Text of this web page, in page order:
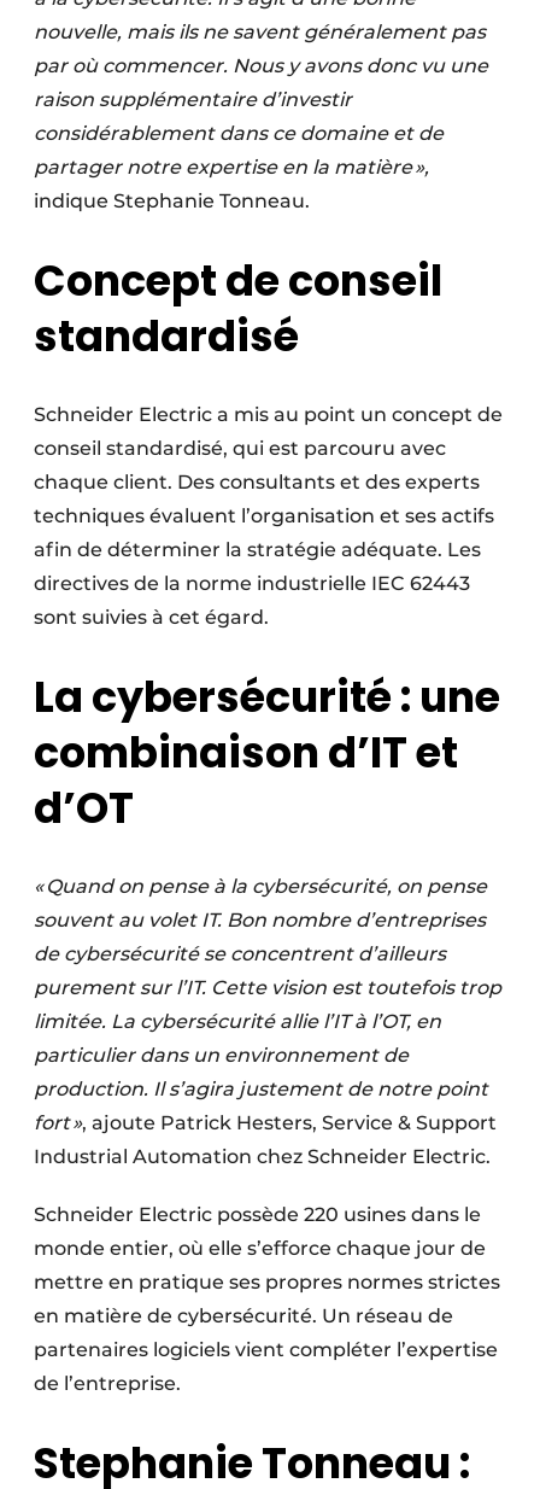
nouvelle, mais ils ne savent généralement pas
par où commencer. Nous y avons donc vu une
raison supplémentaire d’investir
considérablement dans ce domaine et de
partager notre expertise en la matière »,
indique Stephanie Tonneau.
Concept de conseil
standardisé
Schneider Electric a mis au point un concept de
conseil standardisé, qui est parcouru avec
chaque client. Des consultants et des experts
techniques évaluent l’organisation et ses actifs
afin de déterminer la stratégie adéquate. Les
directives de la norme industrielle IEC 62443
sont suivies à cet égard.
La cybersécurité : une
combinaison d’IT et
d’OT
« Quand on pense à la cybersécurité, on pense
souvent au volet IT. Bon nombre d’entreprises
de cybersécurité se concentrent d’ailleurs
purement sur l’IT. Cette vision est toutefois trop
limitée. La cybersécurité allie l’IT à l’OT, en
particulier dans un environnement de
production. Il s’agira justement de notre point
fort », ajoute Patrick Hesters, Service & Support
Industrial Automation chez Schneider Electric.
Schneider Electric possède 220 usines dans le
monde entier, où elle s’efforce chaque jour de
mettre en pratique ses propres normes strictes
en matière de cybersécurité. Un réseau de
partenaires logiciels vient compléter l’expertise
de l’entreprise.
Stephanie Tonneau :